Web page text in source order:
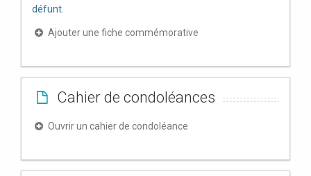
défunt.
Ajouter une fiche commémorative
Cahier de condoléances
Ouvrir un cahier de condoléance